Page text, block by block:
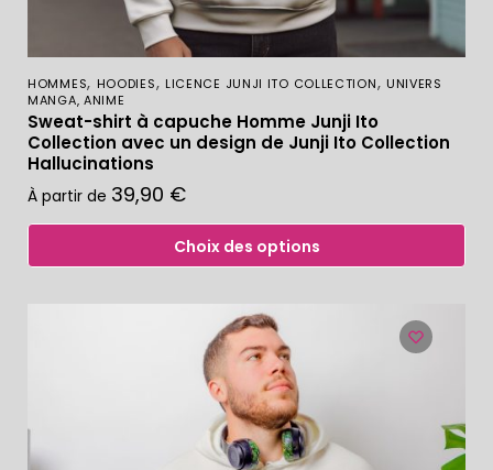
HOMMES, HOODIES, LICENCE JUNJI ITO COLLECTION, UNIVERS
MANGA, ANIME
Sweat-shirt à capuche Homme Junji Ito
Collection avec un design de Junji Ito Collection
Hallucinations
À partir de 39,90 €
Choix des options